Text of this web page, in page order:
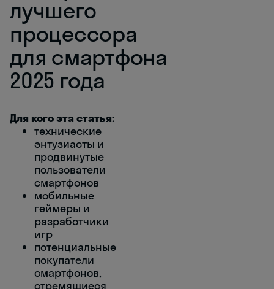
лучшего
процессора
для смартфона
2025 года
Для кого эта статья:
технические
энтузиасты и
продвинутые
пользователи
смартфонов
мобильные
геймеры и
разработчики
игр
потенциальные
покупатели
смартфонов,
стремящиеся